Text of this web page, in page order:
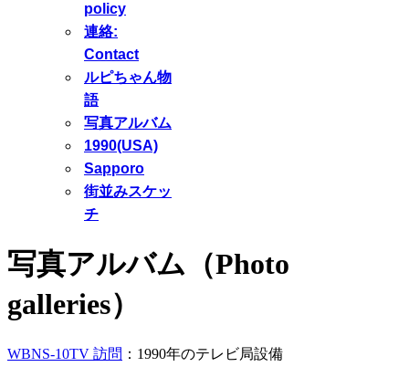
policy
連絡:
Contact
ルピちゃん物
語
写真アルバム
1990(USA)
Sapporo
街並みスケッ
チ
写真アルバム（Photo
galleries）
WBNS-10TV 訪問 ：1990年のテレビ局設備